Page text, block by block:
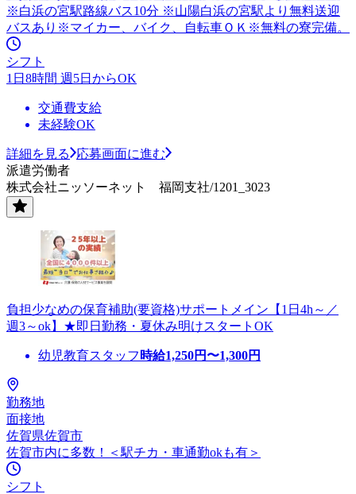
※白浜の宮駅路線バス10分 ※山陽白浜の宮駅より無料送迎
バスあり※マイカー、バイク、自転車ＯＫ※無料の寮完備。
シフト
1日8時間 週5日からOK
交通費支給
未経験OK
詳細を見る
応募画面に進む
派遣労働者
株式会社ニッソーネット 福岡支社/1201_3023
負担少なめの保育補助(要資格)サポートメイン【1日4h～／
週3～ok】★即日勤務・夏休み明けスタートOK
幼児教育スタッフ 時給1,250円〜1,300円
勤務地
面接地
佐賀県佐賀市
佐賀市内に多数！＜駅チカ・車通勤okも有＞
シフト